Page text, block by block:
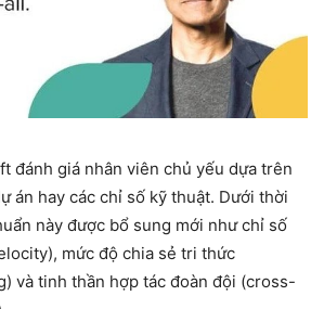
đánh giá nhân viên chủ yếu dựa trên
án hay các chỉ số kỹ thuật. Dưới thời
này được bổ sung mới như chỉ số
mức độ chia sẻ tri thức
và tinh thần hợp tác đoàn đội (cross-